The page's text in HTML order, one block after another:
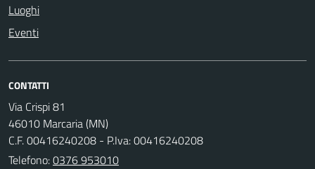
Luoghi
Eventi
CONTATTI
Via Crispi 81
46010 Marcaria (MN)
C.F. 00416240208 - P.Iva: 00416240208
Telefono:0376 953010